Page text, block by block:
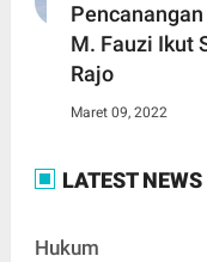
M. Fauzi Ikut
Rajo
Maret 09, 2022
LATEST NEWS
Hukum